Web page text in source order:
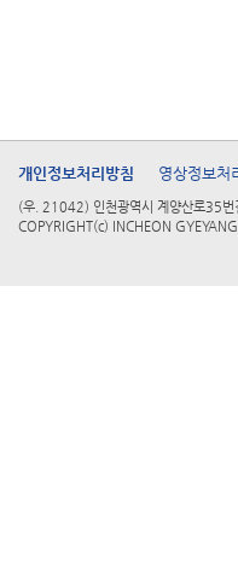
개인정보처리방침 영상정보처
(우. 21042) 인천광역시 계양산로35번
COPYRIGHT(c) INCHEON